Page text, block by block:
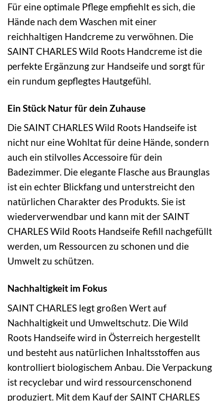
Für eine optimale Pflege empfiehlt es sich, die
Hände nach dem Waschen mit einer
reichhaltigen Handcreme zu verwöhnen. Die
SAINT CHARLES Wild Roots Handcreme ist die
perfekte Ergänzung zur Handseife und sorgt für
ein rundum gepflegtes Hautgefühl.
Ein Stück Natur für dein Zuhause
Die SAINT CHARLES Wild Roots Handseife ist
nicht nur eine Wohltat für deine Hände, sondern
auch ein stilvolles Accessoire für dein
Badezimmer. Die elegante Flasche aus Braunglas
ist ein echter Blickfang und unterstreicht den
natürlichen Charakter des Produkts. Sie ist
wiederverwendbar und kann mit der SAINT
CHARLES Wild Roots Handseife Refill nachgefüllt
werden, um Ressourcen zu schonen und die
Umwelt zu schützen.
Nachhaltigkeit im Fokus
SAINT CHARLES legt großen Wert auf
Nachhaltigkeit und Umweltschutz. Die Wild
Roots Handseife wird in Österreich hergestellt
und besteht aus natürlichen Inhaltsstoffen aus
kontrolliert biologischem Anbau. Die Verpackung
ist recyclebar und wird ressourcenschonend
produziert. Mit dem Kauf der SAINT CHARLES